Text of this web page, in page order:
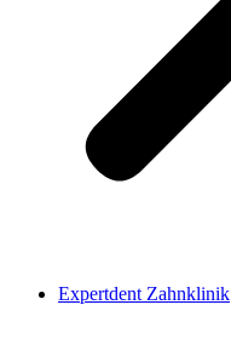
Expertdent Zahnklinik